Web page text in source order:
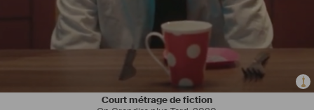
Court métrage de fiction